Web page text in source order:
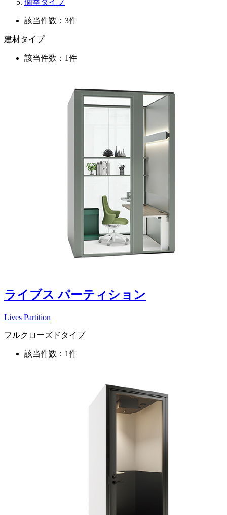
該当件数：3件
建材タイプ
該当件数：1件
ライブス パーティション
Lives Partition
フルクローズドタイプ
該当件数：1件